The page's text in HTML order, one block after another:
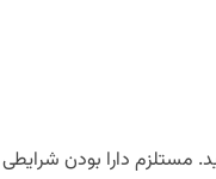
مستلزم دارا بودن